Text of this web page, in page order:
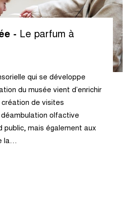
- Le parfum à
qui se développe
du musée vient d’enrichir
de visites
olfactive
public, mais également aux
la…